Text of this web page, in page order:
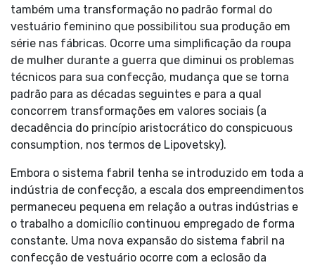
também uma transformação no padrão formal do
vestuário feminino que possibilitou sua produção em
série nas fábricas. Ocorre uma simplificação da roupa
de mulher durante a guerra que diminui os problemas
técnicos para sua confecção, mudança que se torna
padrão para as décadas seguintes e para a qual
concorrem transformações em valores sociais (a
decadência do princípio aristocrático do conspicuous
consumption, nos termos de Lipovetsky).
Embora o sistema fabril tenha se introduzido em toda a
indústria de confecção, a escala dos empreendimentos
permaneceu pequena em relação a outras indústrias e
o trabalho a domicílio continuou empregado de forma
constante. Uma nova expansão do sistema fabril na
confecção de vestuário ocorre com a eclosão da